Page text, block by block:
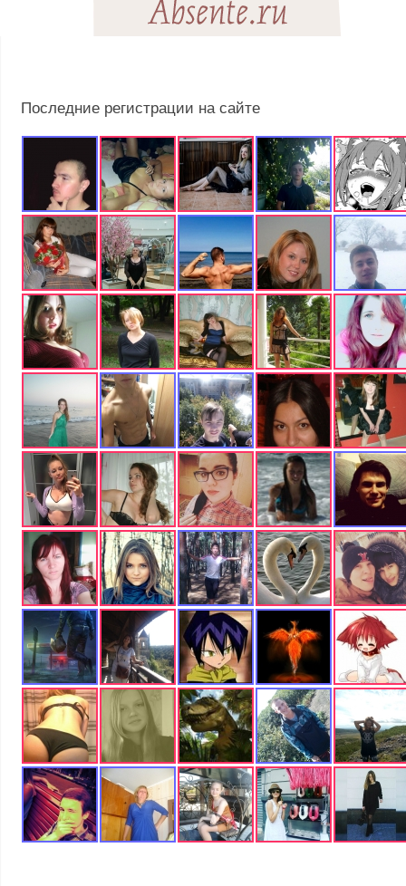
Последние регистрации на сайте